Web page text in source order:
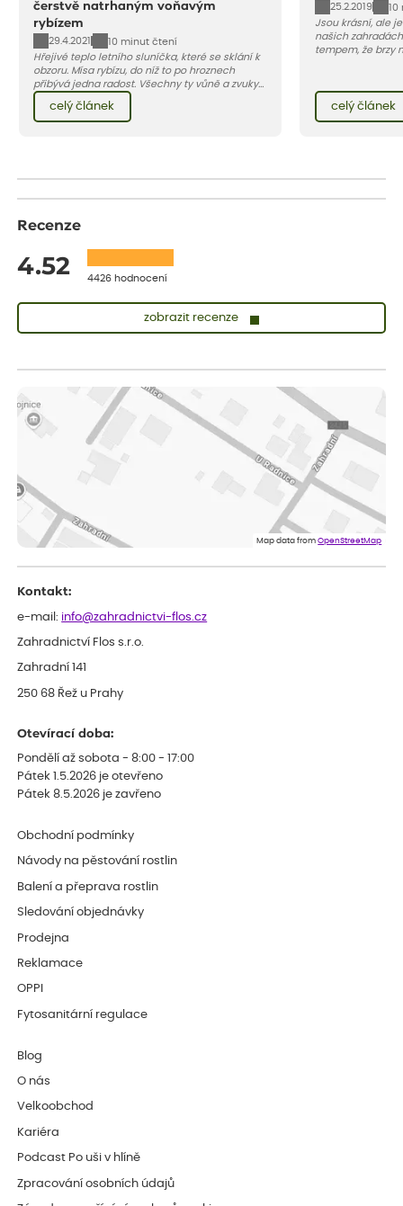
čerstvě natrhaným voňavým
rybízem
29.4.2021
10 minut čtení
Hřejivé teplo letního sluníčka, které se sklání k
obzoru. Mísa rybízu, do níž to po hroznech
přibývá jedna radost. Všechny ty vůně a zvuky
červencové zahrady. Sklizeň rybízu do kuchyně
vnese neuvěřitelný klid a radost. A taky trochu
bezstarostnosti dětství při mlsání babiččina
celý článek
25.2.2019
10
Jsou krásní, ale
našich
tempem, že brzy
celý článek
Recenze
4.52 4426 hodnocení
zobrazit recenze
Vše přišlo velice rychle krásně zabalené. Rostlinky po přesazení
velice dobře prospívají
Jarda
Dobrý den, byli jsme spokojeni
Eshop, objednání bylo v pořádku, žádný problém. Jen jsem byla
smutná z dodávky jedné kytky, která nebyla v nejlepší kondici a i
Map data fromOpenStreetMap
Kontakt:
e-mail: info@zahradnictvi-flos.cz
Zahradnictví Flos s.r.o.
Zahradní 141
250 68 Řež u Prahy
Otevírací doba:
Pondělí až sobota - 8:00 - 17:00
Pátek 1.5.2026 je otevřeno
Pátek 8.5.2026 je zavřeno
Obchodní podmínky
Návody na pěstování rostlin
Balení a přeprava rostlin
Sledování objednávky
Prodejna
Reklamace
OPPI
Fytosanitární regulace
Blog
O nás
Velkoobchod
Kariéra
Podcast Po uši v hlíně
Zpracování osobních údajů